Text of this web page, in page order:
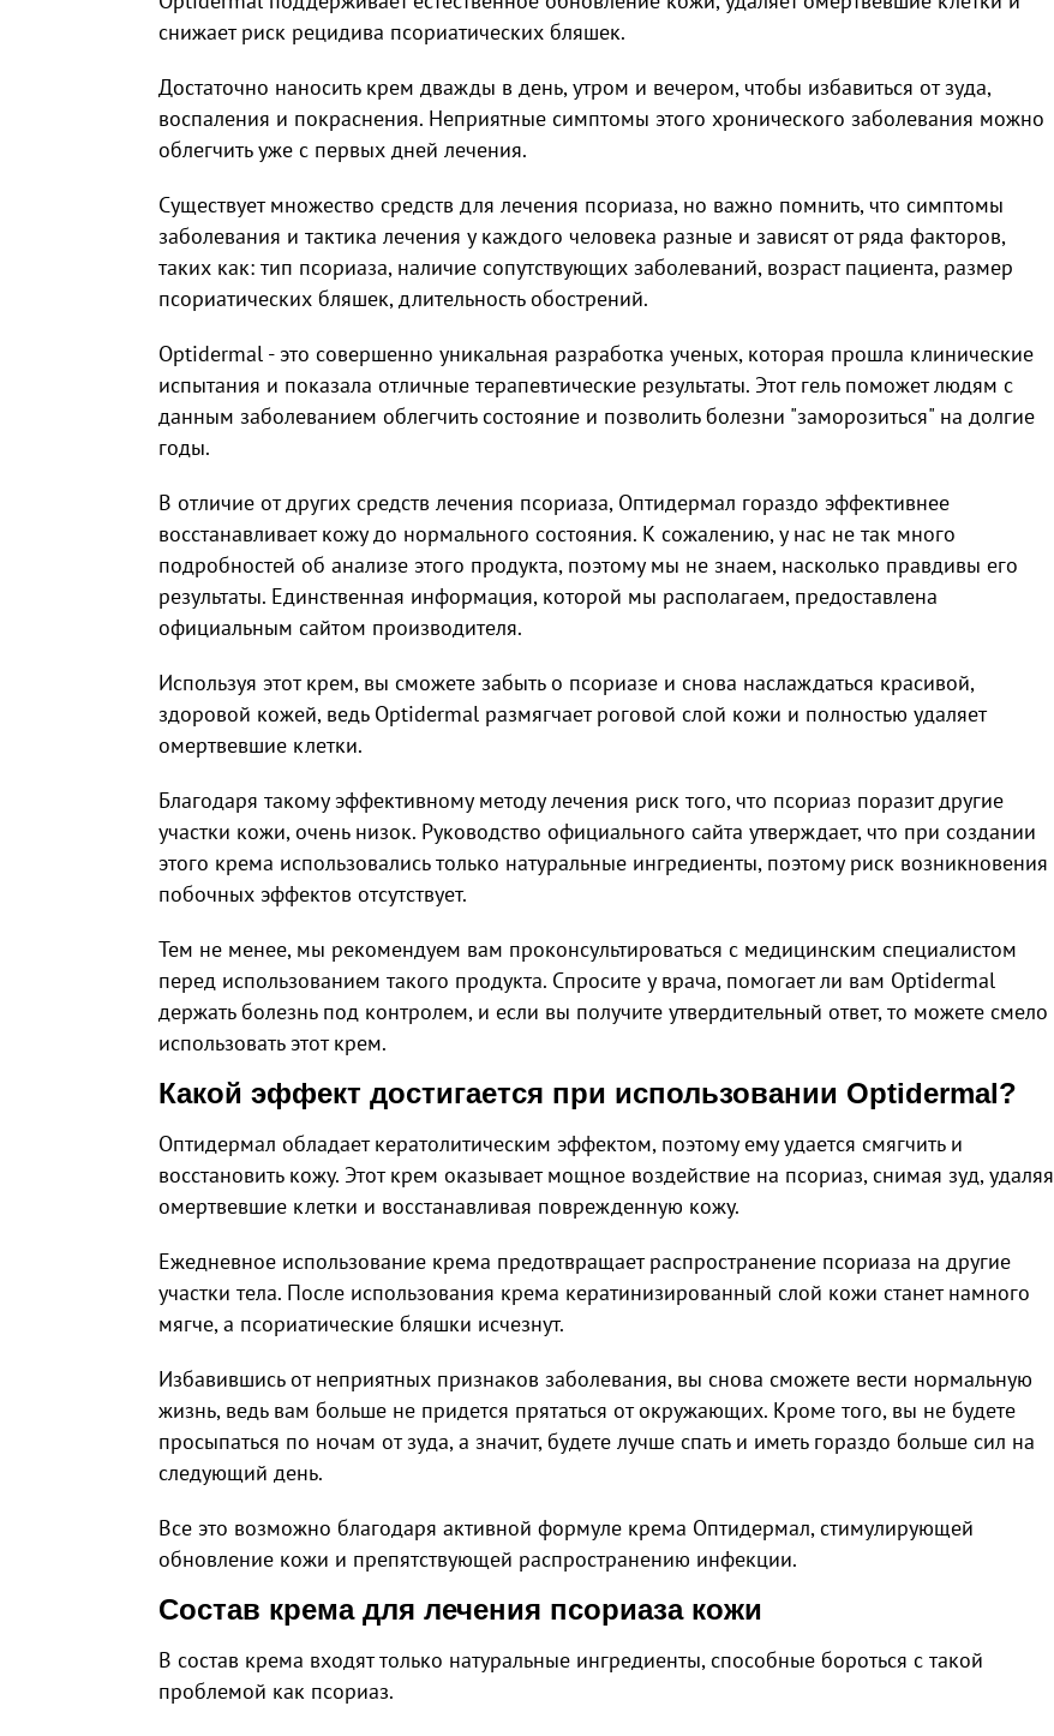
снижает риск рецидива псориатических бляшек.
Достаточно наносить крем дважды в день, утром и вечером, чтобы избавиться от зуда,
воспаления и покраснения. Неприятные симптомы этого хронического заболевания можно
облегчить уже с первых дней лечения.
Существует множество средств для лечения псориаза, но важно помнить, что симптомы
заболевания и тактика лечения у каждого человека разные и зависят от ряда факторов,
таких как: тип псориаза, наличие сопутствующих заболеваний, возраст пациента, размер
псориатических бляшек, длительность обострений.
Optidermal - это совершенно уникальная разработка ученых, которая прошла клинические
испытания и показала отличные терапевтические результаты. Этот гель поможет людям с
данным заболеванием облегчить состояние и позволить болезни "заморозиться" на долгие
годы.
В отличие от других средств лечения псориаза, Оптидермал гораздо эффективнее
восстанавливает кожу до нормального состояния. К сожалению, у нас не так много
подробностей об анализе этого продукта, поэтому мы не знаем, насколько правдивы его
результаты. Единственная информация, которой мы располагаем, предоставлена
официальным сайтом производителя.
Используя этот крем, вы сможете забыть о псориазе и снова наслаждаться красивой,
здоровой кожей, ведь Optidermal размягчает роговой слой кожи и полностью удаляет
омертвевшие клетки.
Благодаря такому эффективному методу лечения риск того, что псориаз поразит другие
участки кожи, очень низок. Руководство официального сайта утверждает, что при создании
этого крема использовались только натуральные ингредиенты, поэтому риск возникновения
побочных эффектов отсутствует.
Тем не менее, мы рекомендуем вам проконсультироваться с медицинским специалистом
перед использованием такого продукта. Спросите у врача, помогает ли вам Optidermal
держать болезнь под контролем, и если вы получите утвердительный ответ, то можете смело
использовать этот крем.
Какой эффект достигается при использовании Optidermal?
Оптидермал обладает кератолитическим эффектом, поэтому ему удается смягчить и
восстановить кожу. Этот крем оказывает мощное воздействие на псориаз, снимая зуд, удаляя
омертвевшие клетки и восстанавливая поврежденную кожу.
Ежедневное использование крема предотвращает распространение псориаза на другие
участки тела. После использования крема кератинизированный слой кожи станет намного
мягче, а псориатические бляшки исчезнут.
Избавившись от неприятных признаков заболевания, вы снова сможете вести нормальную
жизнь, ведь вам больше не придется прятаться от окружающих. Кроме того, вы не будете
просыпаться по ночам от зуда, а значит, будете лучше спать и иметь гораздо больше сил на
следующий день.
Все это возможно благодаря активной формуле крема Оптидермал, стимулирующей
обновление кожи и препятствующей распространению инфекции.
Состав крема для лечения псориаза кожи
В состав крема входят только натуральные ингредиенты, способные бороться с такой
проблемой как псориаз.